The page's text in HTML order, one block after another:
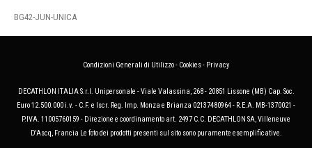
BG42-JUN-UNICA
Condizioni Generali di Utilizzo- Cookies- Privacy
DECATHLON ITALIA S.r.l. Unipersonale - Viale Valassina, 268 - 20851 Lissone (MB) Cap. Soc.
Euro 12.500.000 i.v. - C.F. e Iscr. Reg. Imp. Monza e Brianza 02137480964 - R.E.A. MB-1370021 -
P.IVA. 11005760159 - Direzione e coordinamento art. 2497 C.C. DECATHLON SA, Villeneuve
D'Ascq, Francia Le foto dei prodotti presenti sul sito sono puramente esemplificative.